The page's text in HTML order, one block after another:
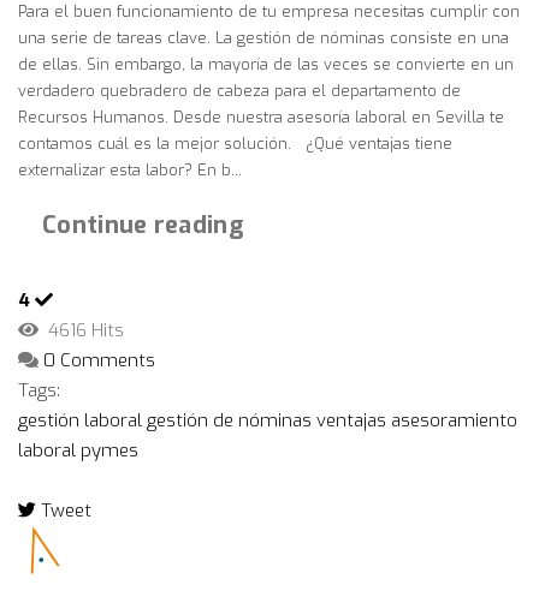
Para el buen funcionamiento de tu empresa necesitas cumplir con
una serie de tareas clave. La gestión de nóminas consiste en una
de ellas. Sin embargo, la mayoría de las veces se convierte en un
verdadero quebradero de cabeza para el departamento de
Recursos Humanos. Desde nuestra asesoría laboral en Sevilla te
contamos cuál es la mejor solución. ¿Qué ventajas tiene
externalizar esta labor? En b...
Continue reading
4
4616 Hits
0 Comments
Tags:
gestión laboral gestión de nóminas ventajas asesoramiento
laboral pymes
Tweet
pinterest